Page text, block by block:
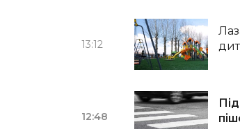
13:12
12:48